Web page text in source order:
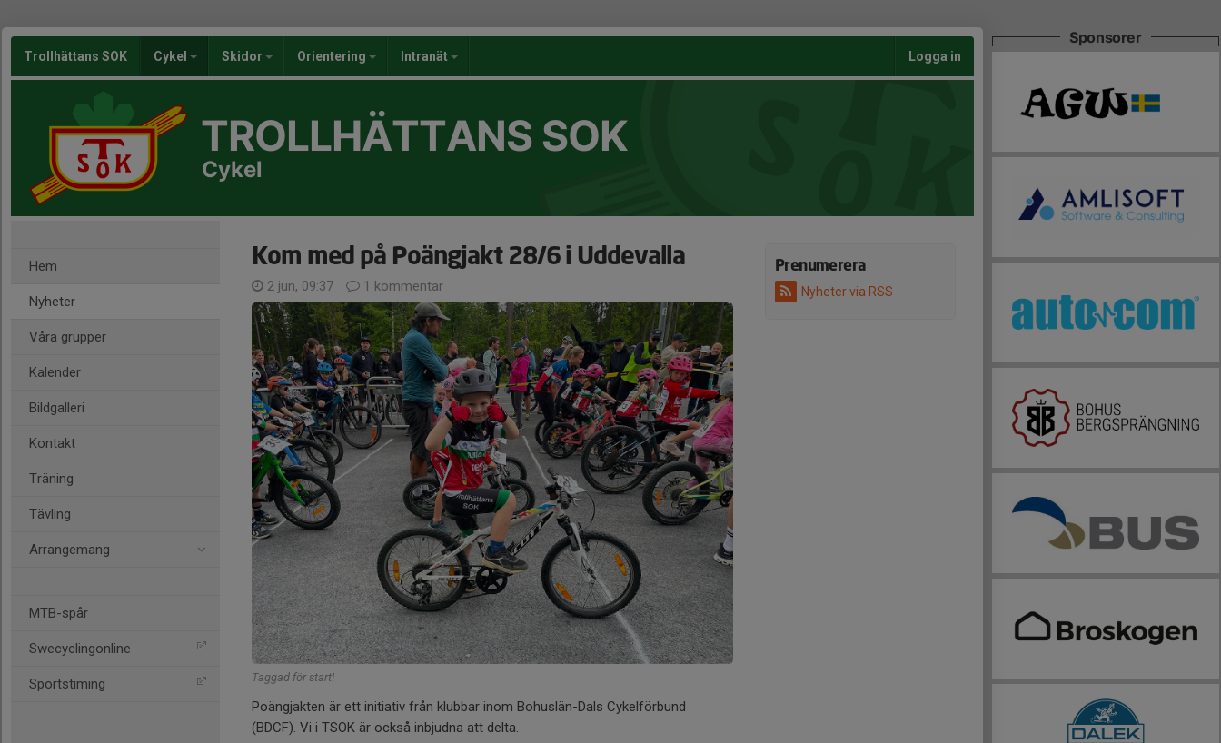
Trollhättans SOK Cykel Skidor Orientering Intranät Logga in
TROLLHÄTTANS SOK
Cykel
Hem
Nyheter
Våra grupper
Kalender
Bildgalleri
Kontakt
Träning
Tävling
Arrangemang
MTB-spår
Swecyclingonline
Sportstiming
Prenumerera
Nyheter via RSS
Kom med på Poängjakt 28/6 i Uddevalla
2 jun, 09:37 1 kommentar
Taggad för start!
Poängjakten är ett initiativ från klubbar inom Bohuslän-Dals Cykelförbund
(BDCF). Vi i TSOK är också inbjudna att delta.
Sponsorer